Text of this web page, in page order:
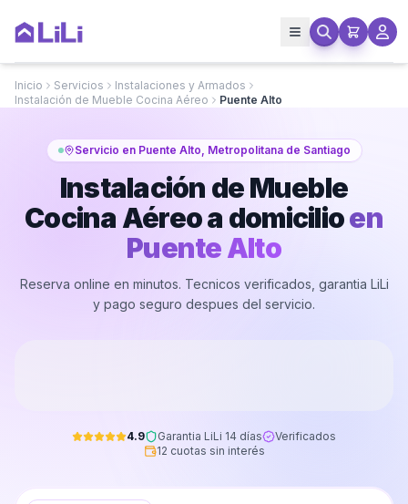
Inicio Servicios
Instalaciones y Armados
Instalación de Mueble Cocina Aéreo
Puente Alto
Servicio en Puente Alto, Metropolitana de Santiago
Instalación de Mueble
Cocina Aéreo a domicilioen
Puente Alto
Reserva online en minutos. Tecnicos verificados, garantia LiLi
y pago seguro despues del servicio.
4.9 Garantia LiLi 14 días
Verificados
12 cuotas sin interés